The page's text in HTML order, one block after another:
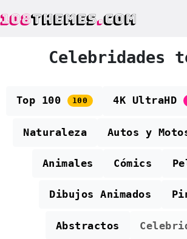
108THEMES.COM
Celebridades
Top 100 100 4K UltraHD
Naturaleza Autos y
Animales Cómics
Dibujos Animados
Abstractos